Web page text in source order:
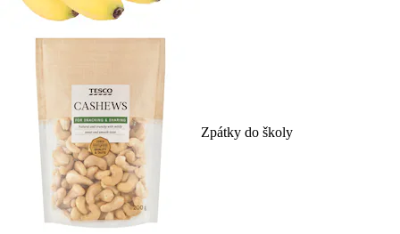
Zpátky do školy